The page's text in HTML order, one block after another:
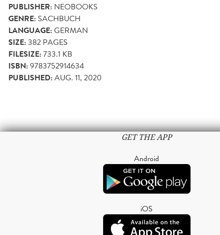
PUBLISHER: NEOBOOKS
GENRE: SACHBUCH
LANGUAGE:GERMAN
SIZE:382 PAGES
FILESIZE:733.1 KB
ISBN:9783752914634
PUBLISHED:AUG. 11, 2020
GET THE APP
Android
iOS